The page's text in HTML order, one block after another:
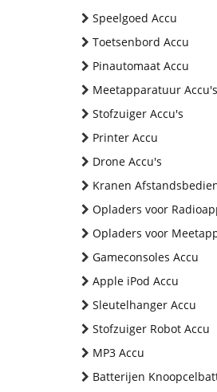
Speelgoed Accu
Toetsenbord Accu
Pinautomaat Accu
Meetapparatuur Accu's
Stofzuiger Accu's
Printer Accu
Drone Accu's
Kranen
Opladers voor
Opladers voor
Gameconsoles Accu
Apple iPod Accu
Sleutelhanger Accu
Stofzuiger Robot Accu
MP3 Accu
Batterijen